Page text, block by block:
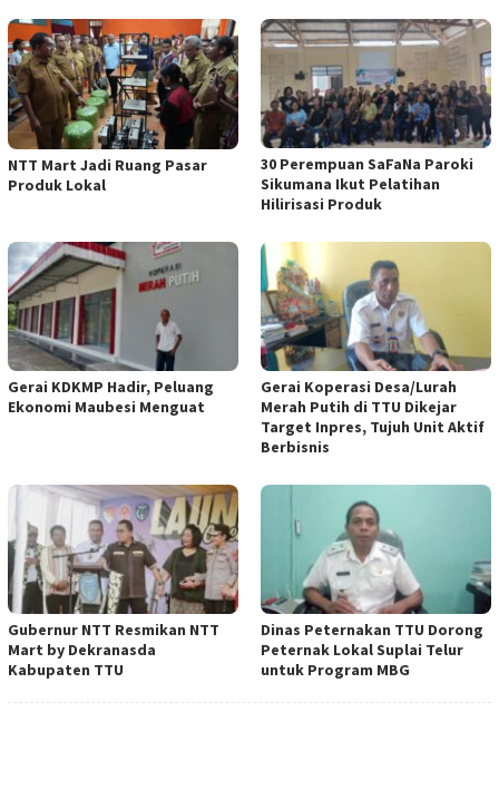
NTT Mart Jadi Ruang Pasar
Produk Lokal
30 Perempuan SaFaNa Paroki
Sikumana Ikut Pelatihan
Hilirisasi Produk
Gerai KDKMP Hadir, Peluang
Ekonomi Maubesi Menguat
Gerai Koperasi Desa/Lurah
Merah Putih di TTU Dikejar
Target Inpres, Tujuh Unit Aktif
Berbisnis
Gubernur NTT Resmikan NTT
Mart by Dekranasda
Kabupaten TTU
Dinas Peternakan TTU Dorong
Peternak Lokal Suplai Telur
untuk Program MBG